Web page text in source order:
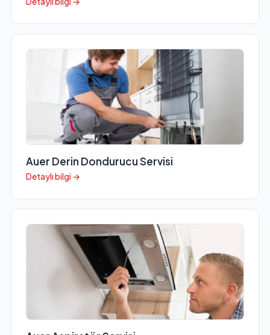
Auer Derin Dondurucu Servisi
Detaylı bilgi →